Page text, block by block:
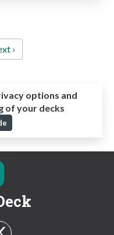
›
options and
of your decks